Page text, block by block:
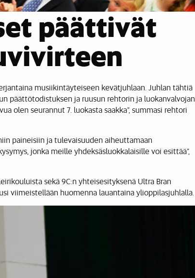
päättivät
musiikintäyteiseen kevätjuhlaan. Juhlan tähtiä
päättötodistuksen ja ruusun rehtorin ja luokanvalvojan
olen seurannut 7. luokasta saakka”, summasi rehtori
paineisiin ja tulevaisuuden aiheuttamaan
jonka meille yhdeksäsluokkalaisille voi esittää”,
sekä 9C:n yhteisesityksenä Ultra Bran
viimeistellään huomenna lauantaina ylioppilasjuhlalla.